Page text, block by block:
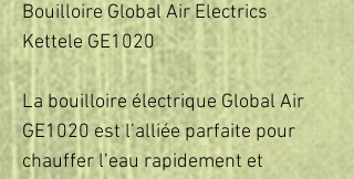
Bouilloire Global Air Electrics
Kettele GE1020
La bouilloire électrique Global Air
GE1020 est l’alliée parfaite pour
chauffer l’eau rapidement et